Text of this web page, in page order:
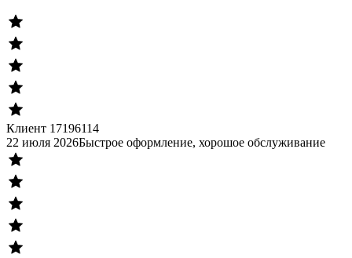
Клиент 17196114
22 июля 2026Быстрое оформление, хорошое обслуживание